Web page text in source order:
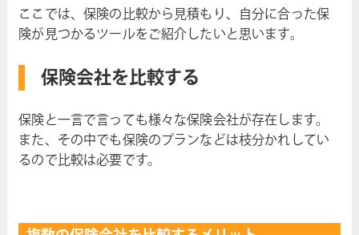
ここでは、保険の比較から見積もり、自分に合った保
険が見つかるツールをご紹介したいと思います。
保険会社を比較する
保険と一言で言っても様々な保険会社が存在します。
また、その中でも保険のプランなどは枝分かれしてい
るので比較は必要です。